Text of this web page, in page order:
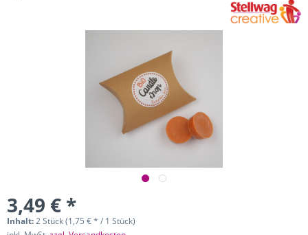
3,49 € *
Inhalt:2 Stück (1,75 € * / 1 Stück)